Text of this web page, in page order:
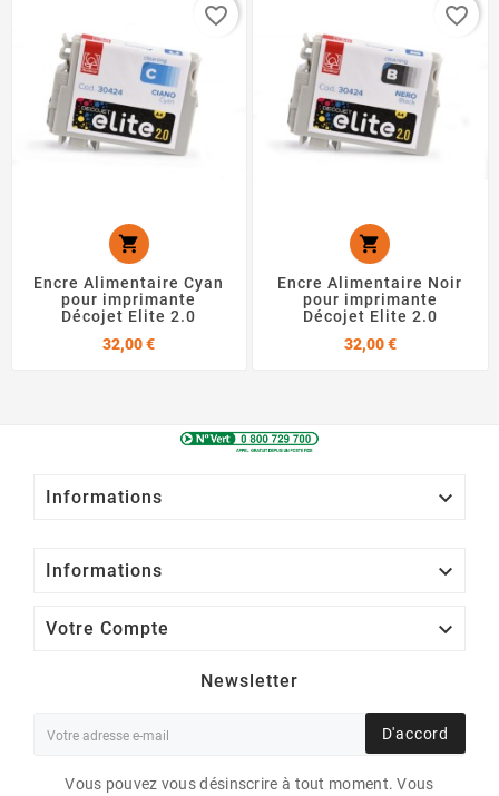

Encre Alimentaire Cyan
pour imprimante
Décojet Elite 2.0
32,00 €Prix
favorite_border

Encre Alimentaire Noir
pour imprimante
Décojet Elite 2.0
32,00 €Prix
favorite_border
Informations 
Informations 
Votre Compte 
Newsletter
D'accord
Vous pouvez vous désinscrire à tout moment. Vous